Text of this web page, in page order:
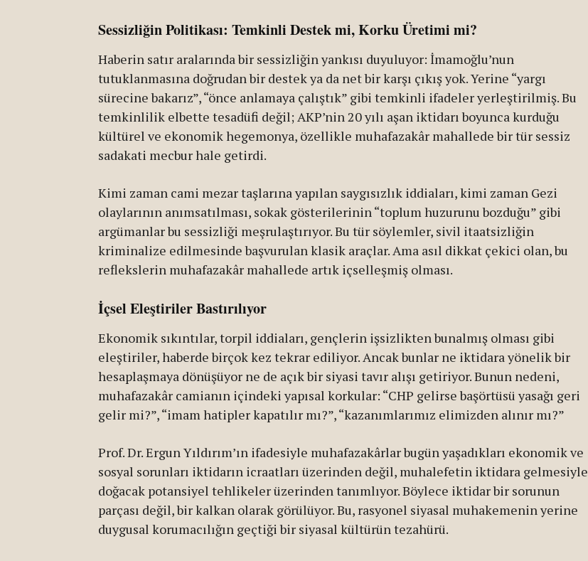
Sessizliğin Politikası: Temkinli Destek mi, Korku Üretimi mi?
Haberin satır aralarında bir sessizliğin yankısı duyuluyor: İmamoğlu’nun
tutuklanmasına doğrudan bir destek ya da net bir karşı çıkış yok. Yerine “yargı
sürecine bakarız”, “önce anlamaya çalıştık” gibi temkinli ifadeler yerleştirilmiş. Bu
temkinlilik elbette tesadüfi değil; AKP’nin 20 yılı aşan iktidarı boyunca kurduğu
kültürel ve ekonomik hegemonya, özellikle muhafazakâr mahallede bir tür sessiz
sadakati mecbur hale getirdi.
Kimi zaman cami mezar taşlarına yapılan saygısızlık iddiaları, kimi zaman Gezi
olaylarının anımsatılması, sokak gösterilerinin “toplum huzurunu bozduğu” gibi
argümanlar bu sessizliği meşrulaştırıyor. Bu tür söylemler, sivil itaatsizliğin
kriminalize edilmesinde başvurulan klasik araçlar. Ama asıl dikkat çekici olan, bu
reflekslerin muhafazakâr mahallede artık içselleşmiş olması.
İçsel Eleştiriler Bastırılıyor
Ekonomik sıkıntılar, torpil iddiaları, gençlerin işsizlikten bunalmış olması gibi
eleştiriler, haberde birçok kez tekrar ediliyor. Ancak bunlar ne iktidara yönelik bir
hesaplaşmaya dönüşüyor ne de açık bir siyasi tavır alışı getiriyor. Bunun nedeni,
muhafazakâr camianın içindeki yapısal korkular: “CHP gelirse başörtüsü yasağı geri
gelir mi?”, “imam hatipler kapatılır mı?”, “kazanımlarımız elimizden alınır mı?”
Prof. Dr. Ergun Yıldırım’ın ifadesiyle muhafazakârlar bugün yaşadıkları ekonomik ve
sosyal sorunları iktidarın icraatları üzerinden değil, muhalefetin iktidara gelmesiyle
doğacak potansiyel tehlikeler üzerinden tanımlıyor. Böylece iktidar bir sorunun
parçası değil, bir kalkan olarak görülüyor. Bu, rasyonel siyasal muhakemenin yerine
duygusal korumacılığın geçtiği bir siyasal kültürün tezahürü.